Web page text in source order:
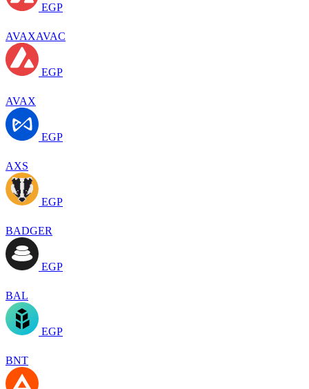
EGP
AVAXAVAC
EGP
AVAX
EGP
AXS
EGP
BADGER
EGP
BAL
EGP
BNT